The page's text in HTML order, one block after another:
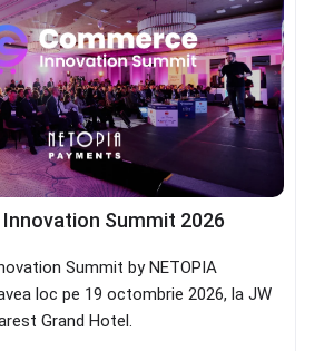
Summit 2026
Summit by NETOPIA
loc pe 19 octombrie 2026, la JW
Grand Hotel.